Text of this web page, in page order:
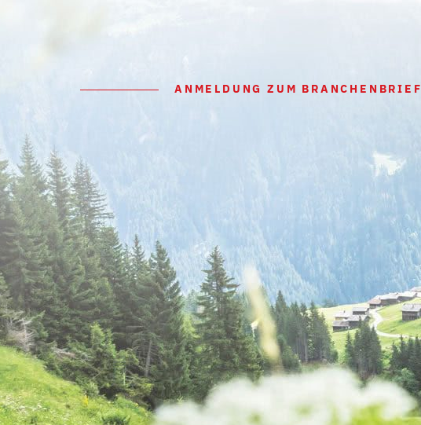
ANMELDUNG ZUM BRANCHENBRIEF